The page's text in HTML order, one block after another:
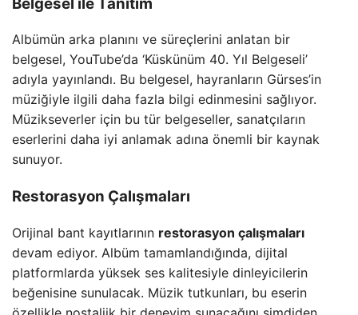
Albümün arka planını ve süreçlerini anlatan bir
belgesel, YouTube’da ‘Küskünüm 40. Yıl Belgeseli’
adıyla yayınlandı. Bu belgesel, hayranların Gürses’in
müziğiyle ilgili daha fazla bilgi edinmesini sağlıyor.
Müzikseverler için bu tür belgeseller, sanatçıların
eserlerini daha iyi anlamak adına önemli bir kaynak
sunuyor.
Restorasyon Çalışmaları
Orijinal bant kayıtlarının restorasyon çalışmaları
devam ediyor. Albüm tamamlandığında, dijital
platformlarda yüksek ses kalitesiyle dinleyicilerin
beğenisine sunulacak. Müzik tutkunları, bu eserin